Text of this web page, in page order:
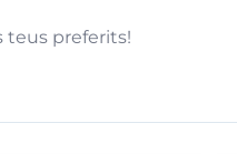
teus preferits!